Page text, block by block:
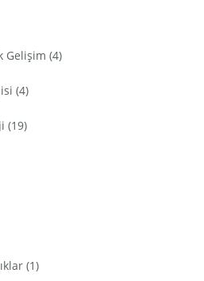
Gelişim (4)
(4)
(19)
(1)